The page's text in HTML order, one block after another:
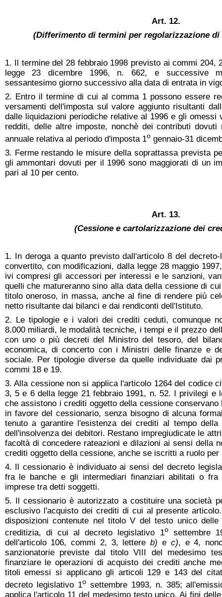
Art. 12.
(Differimento di termini per regolarizzazione di
1. Il termine del 28 febbraio 1998 previsto ai commi 204,
legge 23 dicembre 1996, n. 662, e successive
sessantesimo giorno successivo alla data di entrata in
2. Entro il termine di cui al comma 1 possono essere
versamenti dell'imposta sul valore aggiunto risultanti
dalle liquidazioni periodiche relative al 1996 e gli omessi
redditi, delle altre imposte, nonchè dei contributi dovuti
annuale relativa al periodo d'imposta 1ogennaio-31
3. Ferme restando le misure della soprattassa prevista
gli ammontari dovuti per il 1996 sono maggiorati di un
pari al 10 per cento.
Art. 13.
(Cessione e cartolarizzazione dei
1. In deroga a quanto previsto dall'articolo 8 del
convertito, con modificazioni, dalla legge 28 maggio
ivi compresi gli accessori per interessi e le sanzioni,
quelli che matureranno sino alla data della cessione di
titolo oneroso, in massa, anche al fine di rendere più
netto risultante dai bilanci e dai rendiconti dell'Istituto.
2. Le tipologie e i valori dei crediti ceduti, comunque
8.000 miliardi, le modalità tecniche, i tempi e il prezzo
con uno o più decreti del Ministro del tesoro, del
economica, di concerto con i Ministri delle finanze e
sociale. Per tipologie diverse da quelle individuate dai
commi 18 e 19.
3. Alla cessione non si applica l'articolo 1264 del codice
3, 5 e 6 della legge 21 febbraio 1991, n. 52. I privilegi e
che assistono i crediti oggetto della cessione
in favore del cessionario, senza bisogno di alcuna
tenuto a garantire l'esistenza dei crediti al tempo
dell'insolvenza dei debitori. Restano impregiudicate le
facoltà di concedere rateazioni e dilazioni ai sensi della
crediti oggetto della cessione, anche se iscritti a ruolo
4. Il cessionario è individuato ai sensi del decreto
fra le banche e gli intermediari finanziari abilitati o fra
imprese tra detti soggetti.
5. Il cessionario è autorizzato a costituire una società
esclusivo l'acquisto dei crediti di cui al presente
disposizioni contenute nel titolo V del testo unico
creditizia, di cui al decreto legislativo 1osettembre
dell'articolo 106, commi 2, 3, lettere b) e c), e 4,
sanzionatorie previste dal titolo VIII del medesimo
finanziare le operazioni di acquisto dei crediti anche
titoli emessi si applicano gli articoli 129 e 143 del
decreto legislativo 1osettembre 1993, n. 385;
applica l'articolo 11 del medesimo testo unico. Ai fini